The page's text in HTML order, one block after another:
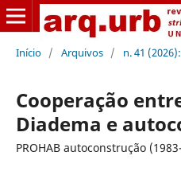
Início / Arquivos / n. 41
Cooperação
Diadema e
PROHAB autoconstrução